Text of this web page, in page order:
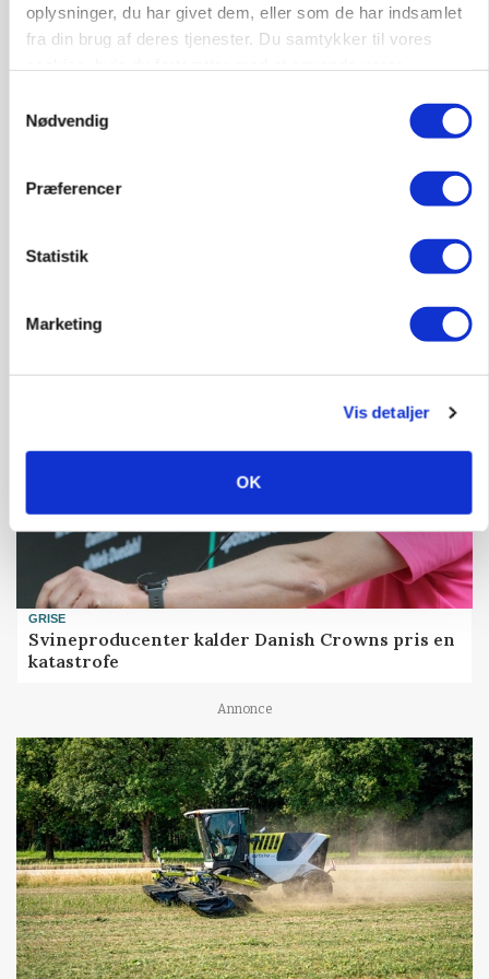
oplysninger, du har givet dem, eller som de har indsamlet
fra din brug af deres tjenester. Du samtykker til vores
Nødvendig
Præferencer
Statistik
Marketing
Vis detaljer
OK
PLANTER
På døgnvagt i høsten
GRISE
Svineproducenter kalder Danish Crowns pris en
katastrofe
Annonce